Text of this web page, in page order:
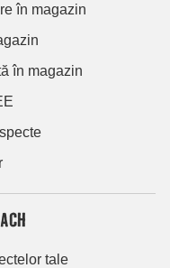
în magazin
în magazin
tale